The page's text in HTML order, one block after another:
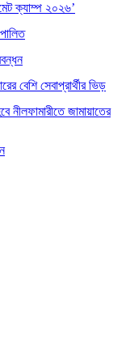
ক্যাম্প ২০২৬’
বেশি সেবাপ্রার্থীর ভিড়
জামায়াতের